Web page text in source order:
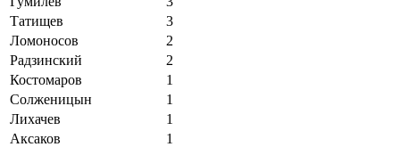
Татищев
3
Ломоносов
2
Радзинский
2
Костомаров
1
Солженицын
1
Лихачев
1
Аксаков
1